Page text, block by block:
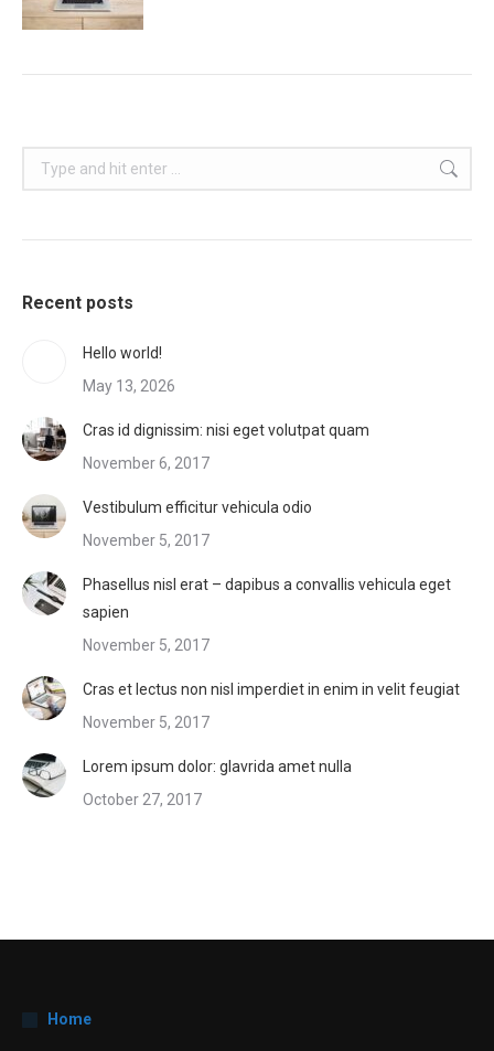
Search:
Recent posts
Hello world!
May 13, 2026
Cras id dignissim: nisi eget volutpat quam
November 6, 2017
Vestibulum efficitur vehicula odio
November 5, 2017
Phasellus nisl erat – dapibus a convallis vehicula eget
sapien
November 5, 2017
Cras et lectus non nisl imperdiet in enim in velit feugiat
November 5, 2017
Lorem ipsum dolor: glavrida amet nulla
October 27, 2017
Home